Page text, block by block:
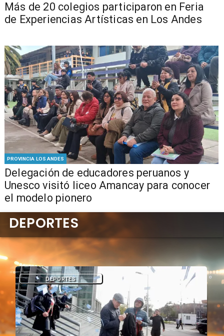
Más de 20 colegios participaron en Feria
de Experiencias Artísticas en Los Andes
PROVINCIA LOS ANDES
Delegación de educadores peruanos y
Unesco visitó liceo Amancay para conocer
el modelo pionero
DEPORTES
DEPORTES